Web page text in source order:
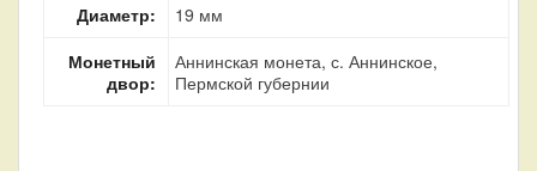
Диаметр:
19 мм
Монетный
двор:
Аннинская монета, с. Аннинское,
Пермской губернии